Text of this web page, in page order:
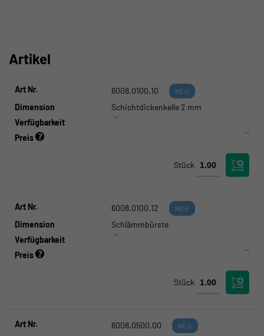
Artikel
Art Nr. 6008.0100.10 NEU
Dimension
Schichtdickenkelle 2 mm
Verfügbarkeit
Preis
Stück
Art Nr. 6008.0100.12 NEU
Dimension
Schlämmbürste
Verfügbarkeit
Preis
Stück
Art Nr. 6008.0500.00 NEU